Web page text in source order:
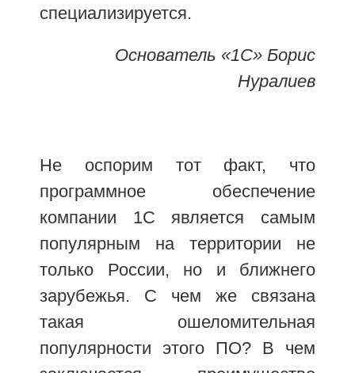
специализируется.
Основатель «1С» Борис
Нуралиев
Не оспорим тот факт, что
программное обеспечение
компании 1С является самым
популярным на территории не
только России, но и ближнего
зарубежья. С чем же связана
такая ошеломительная
популярности этого ПО? В чем